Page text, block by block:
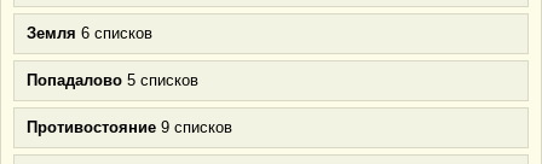
Земля 6 списков
Попадалово 5 списков
Противостояние 9 списков